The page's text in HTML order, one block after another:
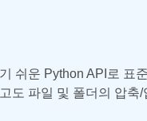
쉬운 Python API로 표
도 파일 및 폴더의 압